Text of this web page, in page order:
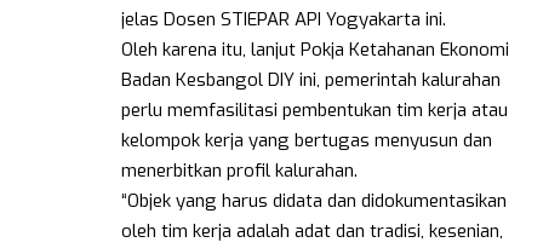
jelas Dosen STIEPAR API Yogyakarta ini.
Oleh karena itu, lanjut Pokja Ketahanan Ekonomi
Badan Kesbangol DIY ini, pemerintah kalurahan
perlu memfasilitasi pembentukan tim kerja atau
kelompok kerja yang bertugas menyusun dan
menerbitkan profil kalurahan.
“Objek yang harus didata dan didokumentasikan
oleh tim kerja adalah adat dan tradisi, kesenian,